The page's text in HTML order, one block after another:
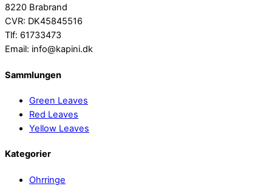
8220 Brabrand
CVR: DK45845516
Tlf: 61733473
Email: info@kapini.dk
Sammlungen
Green Leaves
Red Leaves
Yellow Leaves
Kategorier
Ohrringe